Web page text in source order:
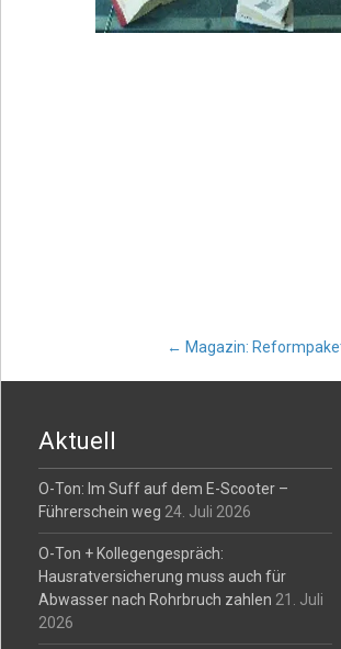
Post
navigation
← Magazin:
Aktuell
O-Ton: Im Suff auf dem E-Scooter –
Führerschein weg 24. Juli 2026
O-Ton + Kollegengespräch:
Hausratversicherung muss auch für
Abwasser nach Rohrbruch zahlen 21. Juli
2026